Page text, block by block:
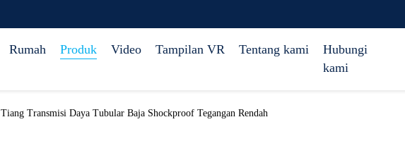
Rumah Produk Video Tampilan VR Tentang kami
Hubungi
kami
Tiang Transmisi Daya Tubular Baja Shockproof Tegangan Rendah